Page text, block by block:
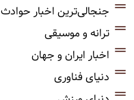
جنجالی‌ترین اخبار حوادث
ترانه و موسیقی
اخبار ایران و جهان
دنیای فناوری